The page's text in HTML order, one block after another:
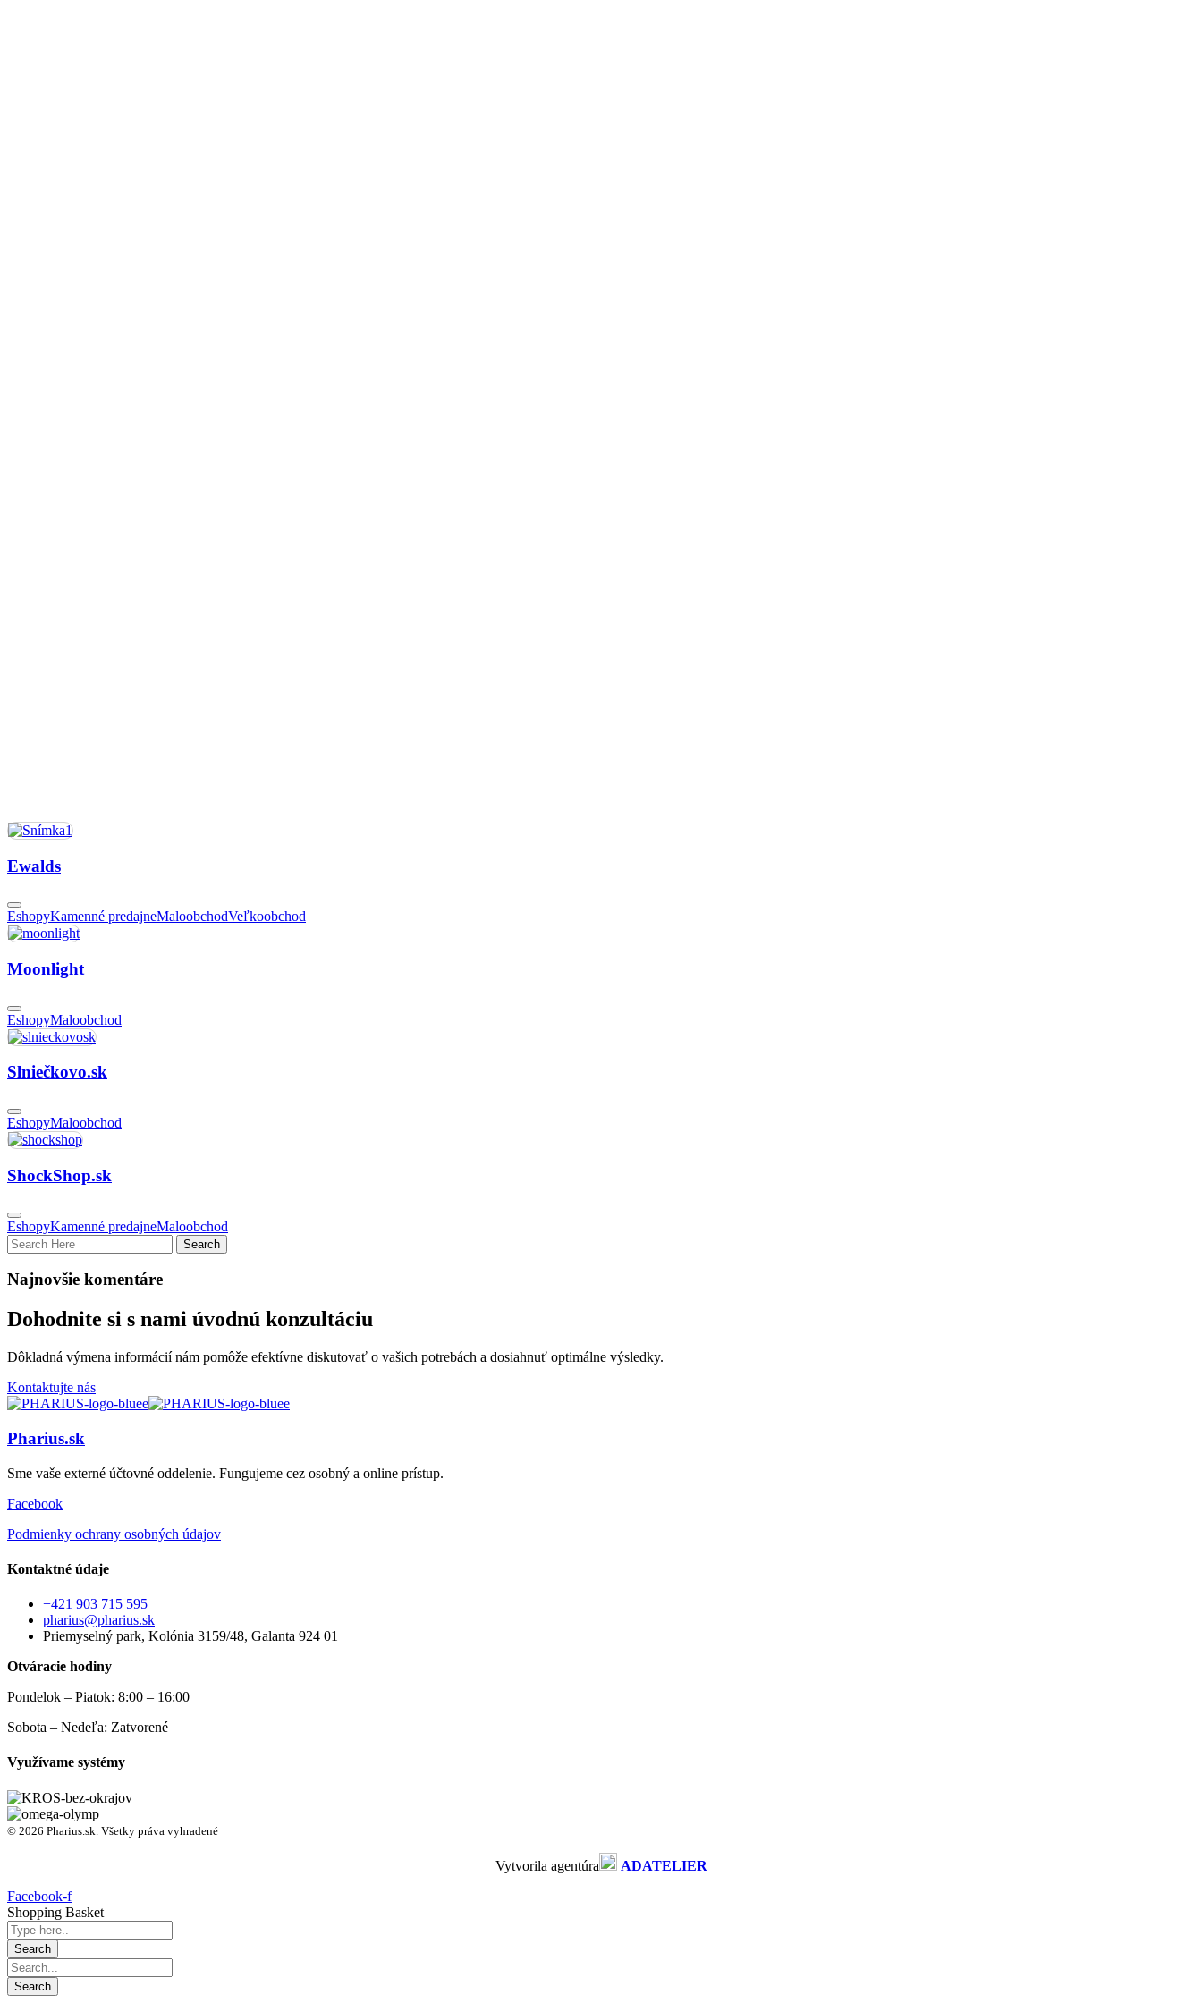
Ewalds
EshopyKamenné predajneMaloobchodVeľkoobchod
Moonlight
EshopyMaloobchod
Slniečkovo.sk
EshopyMaloobchod
ShockShop.sk
EshopyKamenné predajneMaloobchod
Najnovšie komentáre
Dohodnite si s nami úvodnú konzultáciu
Dôkladná výmena informácií nám pomôže efektívne diskutovať o vašich potrebách a dosiahnuť optimálne výsledky.
Kontaktujte nás
Pharius.sk
Sme vaše externé účtovné oddelenie. Fungujeme cez osobný a online prístup.
Facebook
Podmienky ochrany osobných údajov
Kontaktné údaje
+421 903 715 595
pharius@pharius.sk
Priemyselný park, Kolónia 3159/48, Galanta 924 01
Otváracie hodiny
Pondelok – Piatok: 8:00 – 16:00
Sobota – Nedeľa: Zatvorené
Využívame systémy
© 2026 Pharius.sk. Všetky práva vyhradené
Vytvorila agentúra
ADATELIER
Facebook-f
Shopping Basket